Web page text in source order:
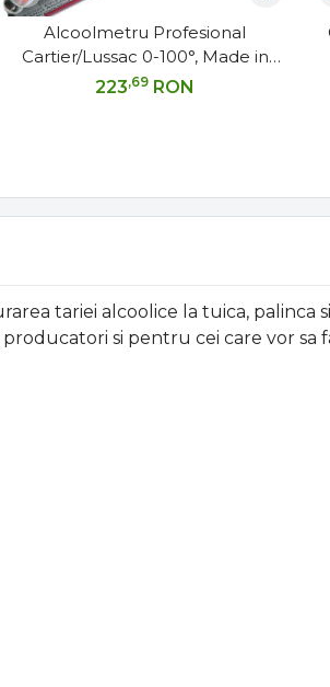
Alcoolmetru Profesional
Cartier/Lussac 0-100°, Made in
France, 29cm
223,69 RON
tariei alcoolice la tuica, palinca
si pentru cei care vor sa